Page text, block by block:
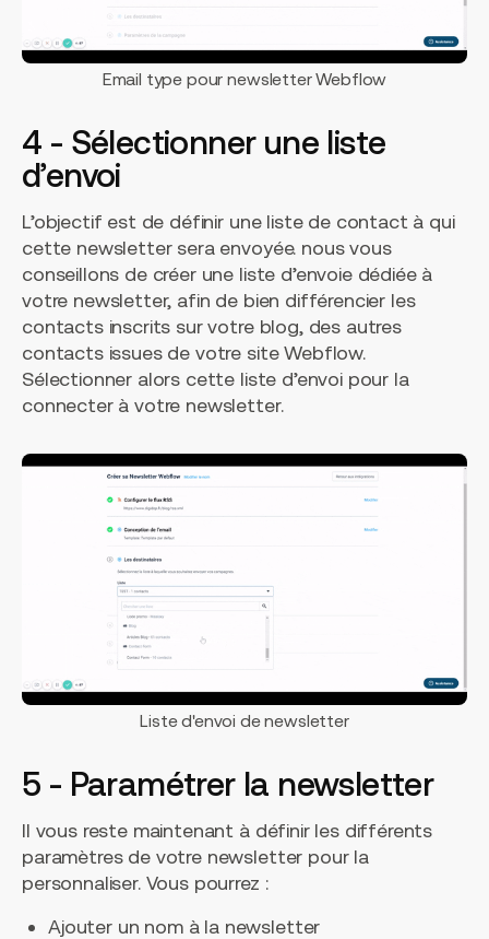
Email type pour newsletter Webflow
4 - Sélectionner une liste
d’envoi
L’objectif est de définir une liste de contact à qui
cette newsletter sera envoyée. nous vous
conseillons de créer une liste d’envoie dédiée à
votre newsletter, afin de bien différencier les
contacts inscrits sur votre blog, des autres
contacts issues de votre site Webflow.
Sélectionner alors cette liste d’envoi pour la
connecter à votre newsletter.
Liste d'envoi de newsletter
5 - Paramétrer la newsletter
Il vous reste maintenant à définir les différents
paramètres de votre newsletter pour la
personnaliser. Vous pourrez :
Ajouter un nom à la newsletter